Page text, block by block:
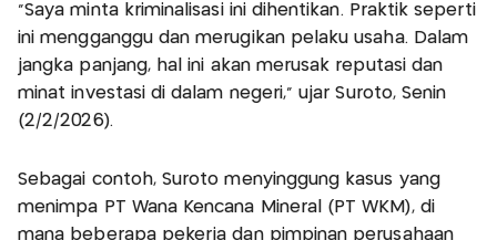
“Saya minta kriminalisasi ini dihentikan. Praktik seperti
ini mengganggu dan merugikan pelaku usaha. Dalam
jangka panjang, hal ini akan merusak reputasi dan
minat investasi di dalam negeri,” ujar Suroto, Senin
(2/2/2026).
Sebagai contoh, Suroto menyinggung kasus yang
menimpa PT Wana Kencana Mineral (PT WKM), di
mana beberapa pekerja dan pimpinan perusahaan